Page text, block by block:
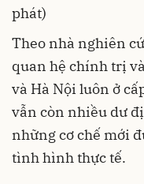
phát)
Theo nhà nghiên
quan hệ chính trị
và Hà Nội luôn ở
vẫn còn nhiều dư
những cơ chế mới
tình hình thực tế.